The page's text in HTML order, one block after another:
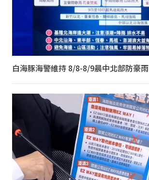
白海豚海警維持 8/8-8/9晨中北部防豪雨